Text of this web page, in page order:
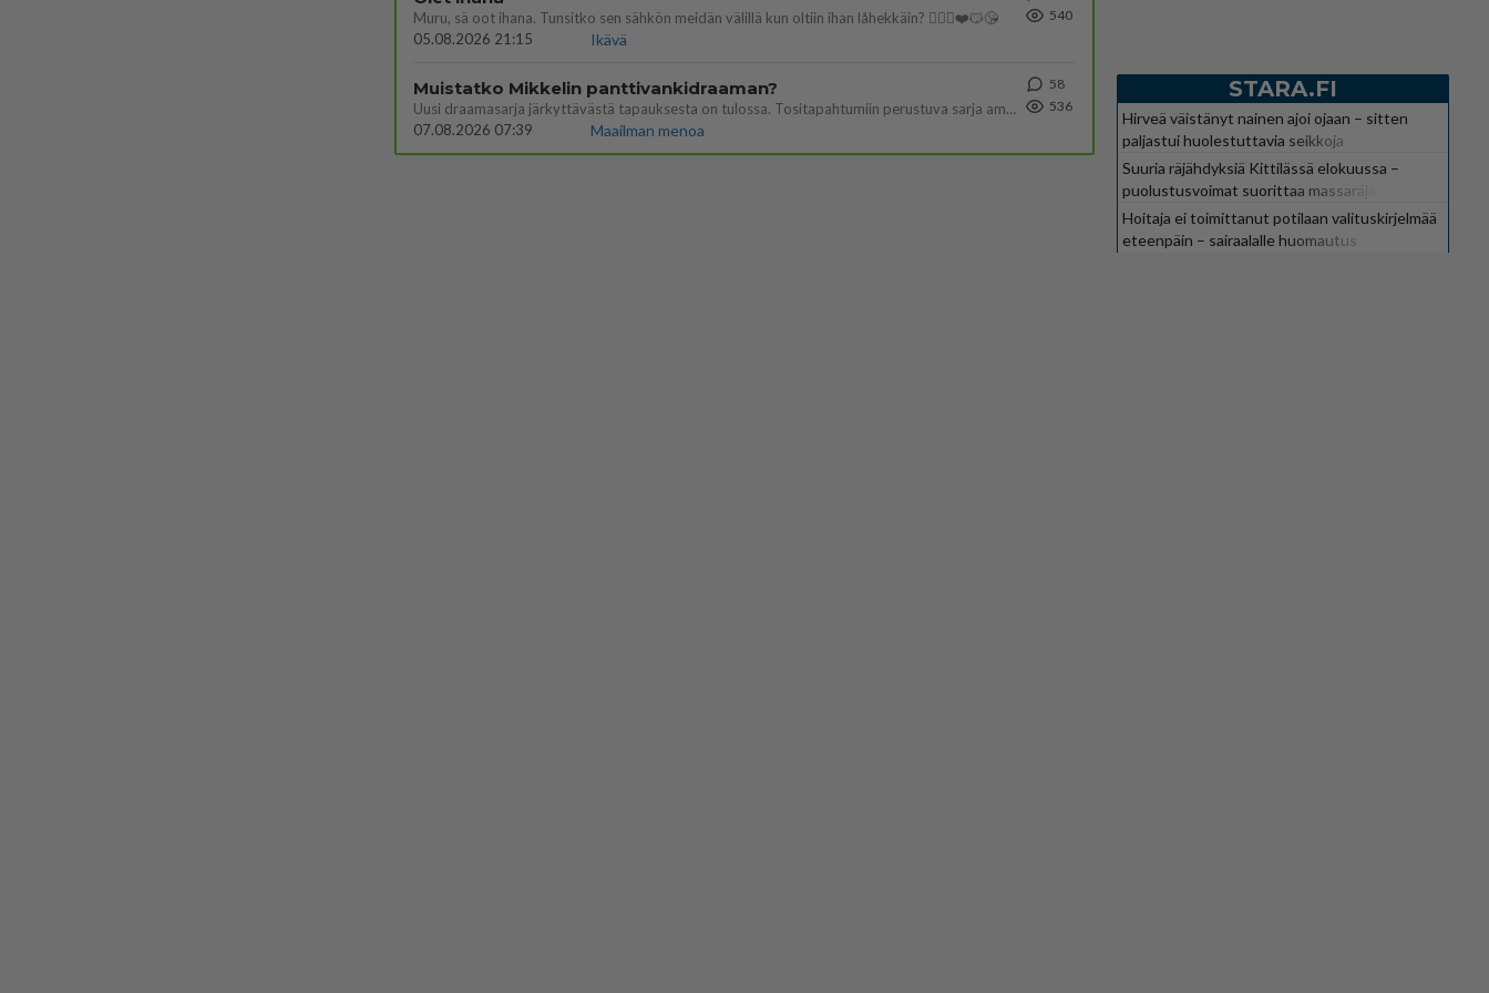
Muru, sä oot ihana. Tunsitko sen sähkön meidän välillä kun oltiin ihan låhekkäin? 👩‍❤️‍👩❤️😼😘
05.08.2026 21:15
Ikävä
540
Muistatko Mikkelin panttivankidraaman?
Uusi draamasarja järkyttävästä tapauksesta on tulossa. Tositapahtumiin perustuva sarja ammentaa vuoden 1986 Mikkelin pan
07.08.2026 07:39
Maailman menoa
58
536
STARA.FI
Hirveä väistänyt nainen ajoi ojaan – sitten
paljastui huolestuttavia seikkoja
Suuria räjähdyksiä Kittilässä elokuussa –
puolustusvoimat suorittaa massaräjäytyksiä
Hoitaja ei toimittanut potilaan valituskirjelmää
eteenpäin – sairaalalle huomautus